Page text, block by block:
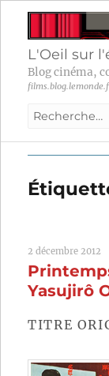
L'Oeil sur
Blog cinéma,
Recherche
:
2 décembre 2012
Yasujirô
TITRE